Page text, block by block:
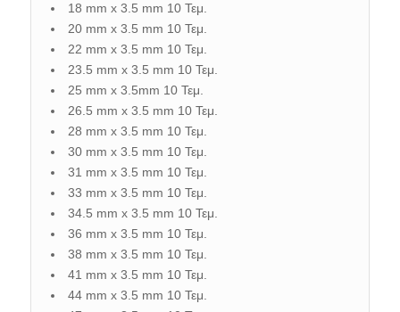
18 mm x 3.5 mm 10 Τεμ.
20 mm x 3.5 mm 10 Τεμ.
22 mm x 3.5 mm 10 Τεμ.
23.5 mm x 3.5 mm 10 Τεμ.
25 mm x 3.5mm 10 Τεμ.
26.5 mm x 3.5 mm 10 Τεμ.
28 mm x 3.5 mm 10 Τεμ.
30 mm x 3.5 mm 10 Τεμ.
31 mm x 3.5 mm 10 Τεμ.
33 mm x 3.5 mm 10 Τεμ.
34.5 mm x 3.5 mm 10 Τεμ.
36 mm x 3.5 mm 10 Τεμ.
38 mm x 3.5 mm 10 Τεμ.
41 mm x 3.5 mm 10 Τεμ.
44 mm x 3.5 mm 10 Τεμ.